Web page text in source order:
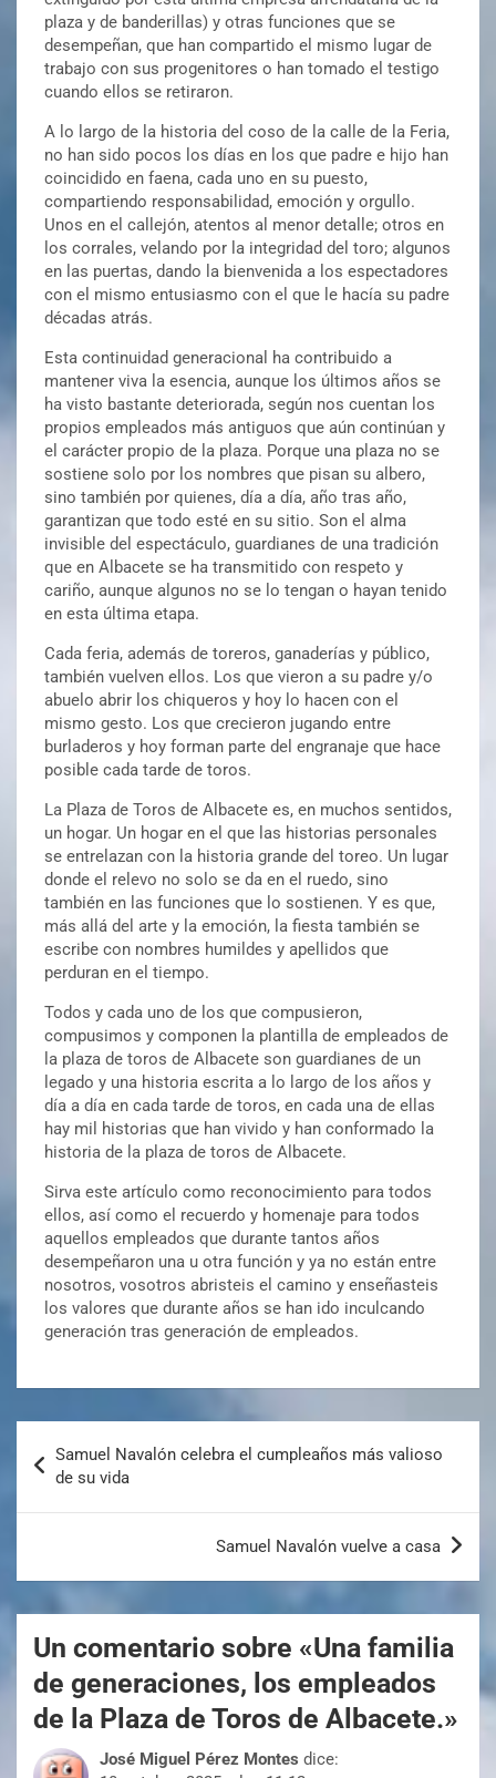
plaza y de banderillas) y otras funciones que se
desempeñan, que han compartido el mismo lugar de
trabajo con sus progenitores o han tomado el testigo
cuando ellos se retiraron.
A lo largo de la historia del coso de la calle de la Feria,
no han sido pocos los días en los que padre e hijo han
coincidido en faena, cada uno en su puesto,
compartiendo responsabilidad, emoción y orgullo.
Unos en el callejón, atentos al menor detalle; otros en
los corrales, velando por la integridad del toro; algunos
en las puertas, dando la bienvenida a los espectadores
con el mismo entusiasmo con el que le hacía su padre
décadas atrás.
Esta continuidad generacional ha contribuido a
mantener viva la esencia, aunque los últimos años se
ha visto bastante deteriorada, según nos cuentan los
propios empleados más antiguos que aún continúan y
el carácter propio de la plaza. Porque una plaza no se
sostiene solo por los nombres que pisan su albero,
sino también por quienes, día a día, año tras año,
garantizan que todo esté en su sitio. Son el alma
invisible del espectáculo, guardianes de una tradición
que en Albacete se ha transmitido con respeto y
cariño, aunque algunos no se lo tengan o hayan tenido
en esta última etapa.
Cada feria, además de toreros, ganaderías y público,
también vuelven ellos. Los que vieron a su padre y/o
abuelo abrir los chiqueros y hoy lo hacen con el
mismo gesto. Los que crecieron jugando entre
burladeros y hoy forman parte del engranaje que hace
posible cada tarde de toros.
La Plaza de Toros de Albacete es, en muchos sentidos,
un hogar. Un hogar en el que las historias personales
se entrelazan con la historia grande del toreo. Un lugar
donde el relevo no solo se da en el ruedo, sino
también en las funciones que lo sostienen. Y es que,
más allá del arte y la emoción, la fiesta también se
escribe con nombres humildes y apellidos que
perduran en el tiempo.
Todos y cada uno de los que compusieron,
compusimos y componen la plantilla de empleados de
la plaza de toros de Albacete son guardianes de un
legado y una historia escrita a lo largo de los años y
día a día en cada tarde de toros, en cada una de ellas
hay mil historias que han vivido y han conformado la
historia de la plaza de toros de Albacete.
Sirva este artículo como reconocimiento para todos
ellos, así como el recuerdo y homenaje para todos
aquellos empleados que durante tantos años
desempeñaron una u otra función y ya no están entre
nosotros, vosotros abristeis el camino y enseñasteis
los valores que durante años se han ido inculcando
generación tras generación de empleados.
Samuel Navalón celebra el cumpleaños más valioso
de su vida
Samuel Navalón vuelve a casa
Un comentario sobre «Una familia
de generaciones, los empleados
de la Plaza de Toros de Albacete.»
José Miguel Pérez Montes dice: